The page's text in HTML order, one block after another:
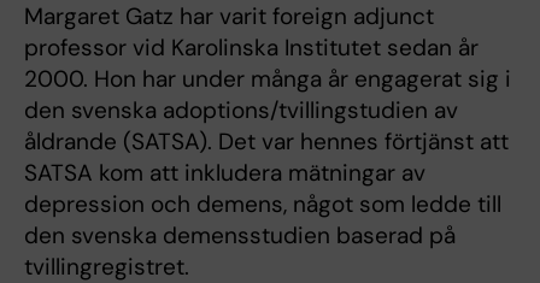
Margaret Gatz har varit foreign adjunct
professor vid Karolinska Institutet sedan år
2000. Hon har under många år engagerat sig i
den svenska adoptions/tvillingstudien av
åldrande (SATSA). Det var hennes förtjänst att
SATSA kom att inkludera mätningar av
depression och demens, något som ledde till
den svenska demensstudien baserad på
tvillingregistret.